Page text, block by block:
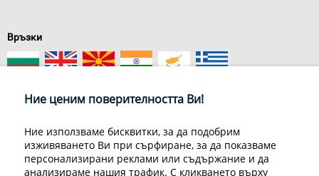
Връзки
За нас
Условия за доставка
Конфиденциалност на информацията
Общи условия
Ние ценим поверителността Ви!
Ние използваме бисквитки, за да подобрим
изживяването Ви при сърфиране, за да показваме
персонализирани реклами или съдържание и да
анализираме нашия трафик. С кликването върху